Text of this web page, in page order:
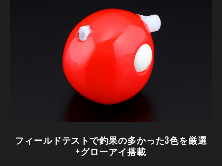
フィールドテストで釣果の多かった3色を厳選
+グローアイ搭載